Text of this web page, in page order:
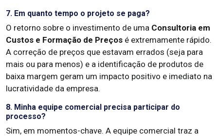
7. Em quanto tempo o projeto se paga?
O retorno sobre o investimento de uma Consultoria em
Custos e Formação de Preços é extremamente rápido.
A correção de preços que estavam errados (seja para
mais ou para menos) e a identificação de produtos de
baixa margem geram um impacto positivo e imediato na
lucratividade da empresa.
8. Minha equipe comercial precisa participar do
processo?
Sim, em momentos-chave. A equipe comercial traz a